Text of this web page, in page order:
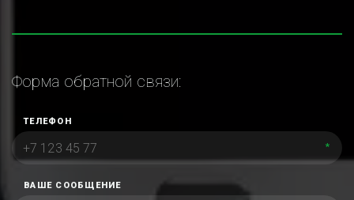
Форма обратной связи:
ТЕЛЕФОН
*
ВАШЕ СООБЩЕНИЕ